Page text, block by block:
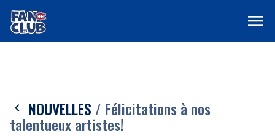
menu
chevron_left NOUVELLES / Félicitations à nos
talentueux artistes!